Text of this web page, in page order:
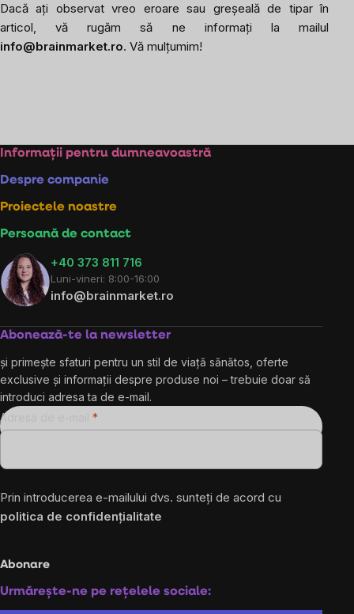
Dacă ați observat vreo eroare sau greșeală de tipar în
articol, vă rugăm să ne informați la mailul
info@brainmarket.ro. Vă mulțumim!
Subsol
Informații pentru dumneavoastră
Despre companie
Proiectele noastre
Persoană de contact
+40 373 811 716
Luni-vineri: 8:00-16:00
info@brainmarket.ro
Abonează-te la newsletter
și primește sfaturi pentru un stil de viață sănătos, oferte
exclusive și informații despre produse noi – trebuie doar să
introduci adresa ta de e-mail.
Adresă de e-mail
Prin introducerea e-mailului dvs. sunteți de acord cu
politica de confidențialitate
Abonare
Urmărește-ne pe rețelele sociale: